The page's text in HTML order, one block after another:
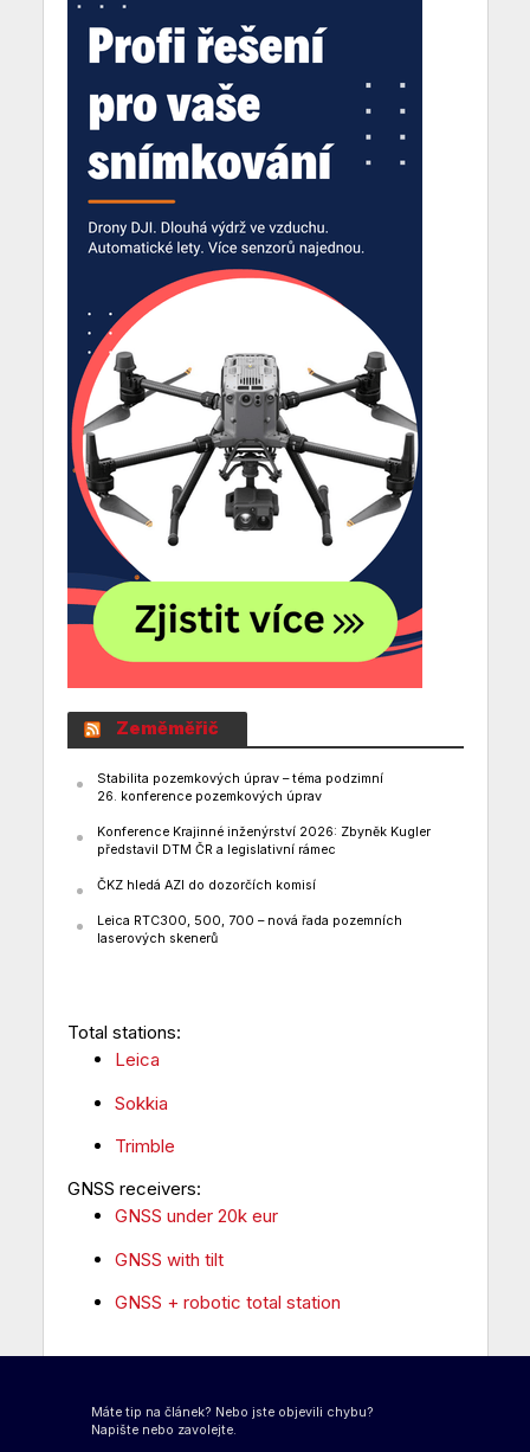
Zeměměřič
Stabilita pozemkových úprav – téma podzimní
26. konference pozemkových úprav
Konference Krajinné inženýrství 2026: Zbyněk Kugler
představil DTM ČR a legislativní rámec
ČKZ hledá AZI do dozorčích komisí
Leica RTC300, 500, 700 – nová řada pozemních
laserových skenerů
Total stations:
Leica
Sokkia
Trimble
GNSS receivers:
GNSS under 20k eur
GNSS with tilt
GNSS + robotic total station
Máte tip na článek? Nebo jste objevili chybu?
Napište nebo zavolejte.